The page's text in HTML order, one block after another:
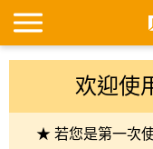
欢迎使
★ 若您是第一次